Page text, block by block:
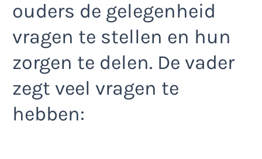
ouders de gelegenheid
vragen te stellen en hun
zorgen te delen. De vader
zegt veel vragen te
hebben: